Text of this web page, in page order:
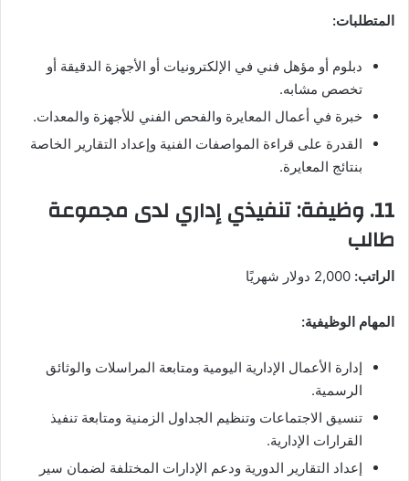
المتطلبات:
دبلوم أو مؤهل فني في الإلكترونيات أو الأجهزة الدقيقة أو
تخصص مشابه.
خبرة في أعمال المعايرة والفحص الفني للأجهزة والمعدات.
القدرة على قراءة المواصفات الفنية وإعداد التقارير الخاصة
بنتائج المعايرة.
11. وظيفة: تنفيذي إداري لدى مجموعة
طالب
الراتب:
المهام الوظيفية:
إدارة الأعمال الإدارية اليومية ومتابعة المراسلات والوثائق
الرسمية.
تنسيق الاجتماعات وتنظيم الجداول الزمنية ومتابعة تنفيذ
القرارات الإدارية.
إعداد التقارير الدورية ودعم الإدارات المختلفة لضمان سير